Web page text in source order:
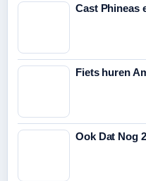
Cast Phineas
Fiets huren
Ook Dat Nog